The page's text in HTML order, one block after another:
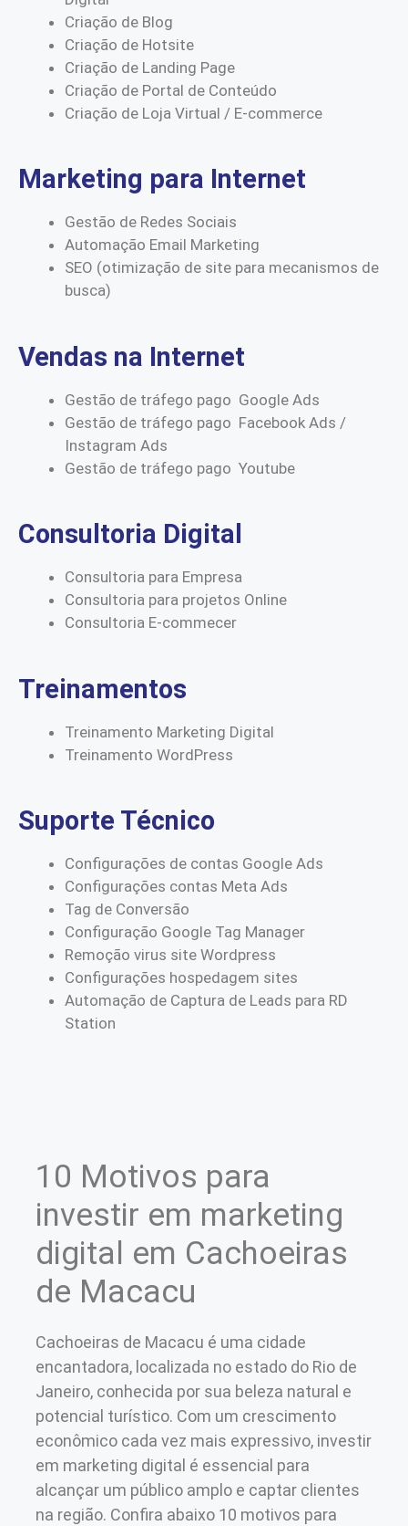
Criação de Blog
Criação de Hotsite
Criação de Landing Page
Criação de Portal de Conteúdo
Criação de Loja Virtual / E-commerce
Marketing para Internet
Gestão de Redes Sociais
Automação Email Marketing
SEO (otimização de site para mecanismos de
busca)
Vendas na Internet
Gestão de tráfego pago Google Ads
Gestão de tráfego pago Facebook Ads /
Instagram Ads
Gestão de tráfego pago Youtube
Consultoria Digital
Consultoria para Empresa
Consultoria para projetos Online
Consultoria E-commecer
Treinamentos
Treinamento Marketing Digital
Treinamento WordPress
Suporte Técnico
Configurações de contas Google Ads
Configurações contas Meta Ads
Tag de Conversão
Configuração Google Tag Manager
Remoção virus site Wordpress
Configurações hospedagem sites
Automação de Captura de Leads para RD
Station
10 Motivos para
investir em marketing
digital em Cachoeiras
de Macacu
Cachoeiras de Macacu é uma cidade
encantadora, localizada no estado do Rio de
Janeiro, conhecida por sua beleza natural e
potencial turístico. Com um crescimento
econômico cada vez mais expressivo, investir
em marketing digital é essencial para
alcançar um público amplo e captar clientes
na região. Confira abaixo 10 motivos para